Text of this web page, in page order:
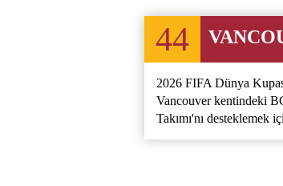
44
2026 FIFA Dünya
Vancouver kentindeki
Takımı'nı desteklemek